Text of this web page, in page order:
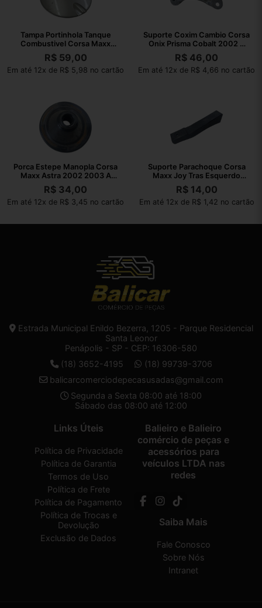
Tampa Portinhola Tanque
Combustivel Corsa Maxx
2004 A 2012
R$59,00
Em até 12x de R$ 5,98 no cartão
Suporte Coxim Cambio Corsa
Onix Prisma Cobalt 2002 A
2010
R$ 46,00
Em até 12x de R$ 4,66 no cartão
Porca Estepe Manopla Corsa
Maxx Astra 2002 2003 A
2010
R$ 34,00
Em até 12x de R$ 3,45 no cartão
Suporte Parachoque Corsa
Maxx Joy Tras Esquerdo
2002 A 2010
R$14,00
Em até 12x de R$ 1,42 no cartão
Estrada Municipal Enildo Bezerra, 1205 - Parque Residencial
Santa Leonor
Penápolis - SP - CEP: 16306-580
(18) 3652-4195
(18) 99739-3706
balicarcomerciodepecasusadas@gmail.com
Segunda a Sexta 08:00 até 18:00
Sábado das 08:00 até 12:00
Links Úteis
Política de Privacidade
Política de Garantia
Termos de Uso
Política de Frete
Política de Pagamento
Política de Trocas e
Devolução
Exclusão de Dados
Balieiro e Balieiro
comércio de peças e
acessórios para
veículos LTDA nas
redes
Saiba Mais
Fale Conosco
Sobre Nós
Intranet